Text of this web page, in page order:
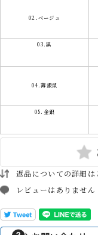
02.ベージュ
03.黒
04.薄銀鼠
05.金銀
返品についての詳細は
レビューはありません